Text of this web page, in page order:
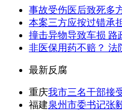
事故受伤医后致死多
本案三方应按过错承
撞击异物导致车损 路
非医保用药不赔？ 法
最新反腐
重庆我市三名干部接
福建泉州市委书记张